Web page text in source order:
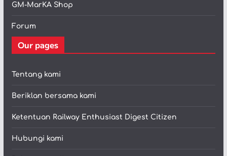
GM-MarKA Shop
Forum
Our pages
Tentang kami
Beriklan bersama kami
Ketentuan Railway Enthusiast Digest Citizen
Hubungi kami